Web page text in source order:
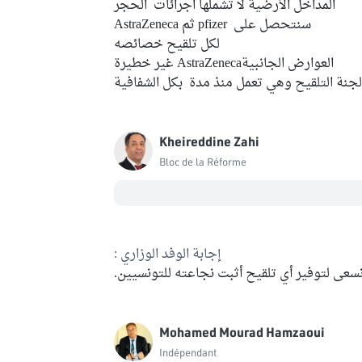
المداخل الأرضية لا تشملها اجرائات الحجر
سنتحصل على pfizer ثم AstraZeneca
لكل تلقيح خصائصه
العوارض الجانبيةAstraZeneca غير خطيرة
لجنة التلقيح وهي تعمل منذ مدة بكل الشفافية
Kheireddine Zahi
Bloc de la Réforme
إجابة الوفد الوزاري :
لتوفير أي تلقيح أثبت نجاعته للتونسيين.
Mohamed Mourad Hamzaoui
Indépendant